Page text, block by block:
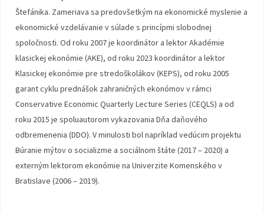
Štefánika. Zameriava sa predovšetkým na ekonomické myslenie a
ekonomické vzdelávanie v súlade s princípmi slobodnej
spoločnosti. Od roku 2007 je koordinátor a lektor Akadémie
klasickej ekonómie (AKE), od roku 2023 koordinátor a lektor
Klasickej ekonómie pre stredoškolákov (KEPS), od roku 2005
garant cyklu prednášok zahraničných ekonómov v rámci
Conservative Economic Quarterly Lecture Series (CEQLS) a od
roku 2015 je spoluautorom vykazovania Dňa daňového
odbremenenia (DDO). V minulosti bol napríklad vedúcim projektu
Búranie mýtov o socializme a sociálnom štáte (2017 – 2020) a
externým lektorom ekonómie na Univerzite Komenského v
Bratislave (2006 – 2019).